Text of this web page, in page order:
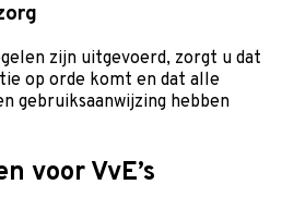
zijn uitgevoerd, zorgt u dat
op orde komt en dat alle
gebruiksaanwijzing hebben
voor VvE’s